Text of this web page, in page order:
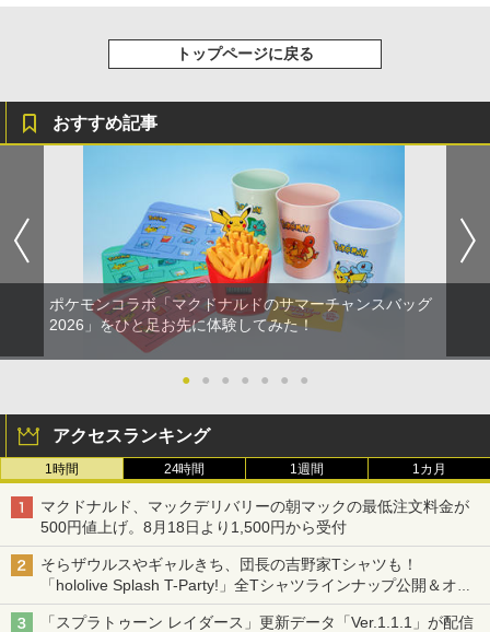
トップページに戻る
おすすめ記事
ポケモンコラボ「マクドナルドのサマーチャンスバッグ
2026」をひと足お先に体験してみた！
● ● ● ● ● ● ●
アクセスランキング
1時間 24時間 1週間 1カ月
マクドナルド、マックデリバリーの朝マックの最低注文料金が
500円値上げ。8月18日より1,500円から受付
そらザウルスやギャルきち、団長の吉野家Tシャツも！
「hololive Splash T-Party!」全Tシャツラインナップ公開＆オン
ライン販売開始
「スプラトゥーン レイダース」更新データ「Ver.1.1.1」が配信